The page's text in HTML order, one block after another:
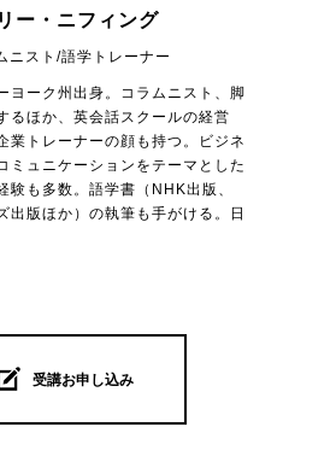
ー・ニフィング
ニスト/語学トレーナー
ヨーク州出身。コラムニスト、脚
るほか、英会話スクールの経営
業トレーナーの顔も持つ。ビジネ
ミュニケーションをテーマとした
験も多数。語学書（NHK出版、
出版ほか）の執筆も手がける。日
受講お申し込み